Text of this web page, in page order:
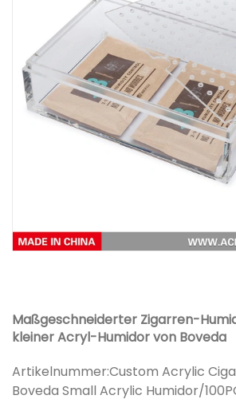
Maßgeschneiderter Zigarren-
kleiner Acryl-Humidor von Boveda
Artikelnummer:Custom Acrylic
Boveda Small Acrylic Humidor/